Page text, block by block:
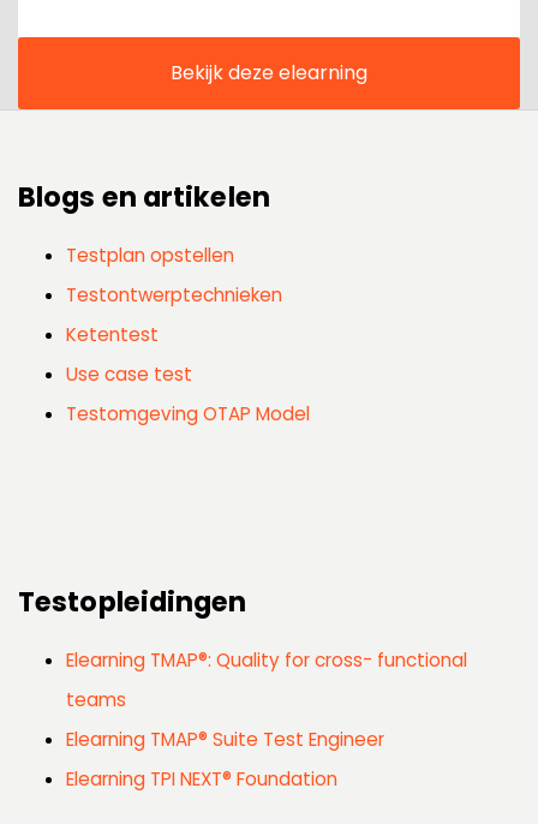
Bekijk deze elearning
Blogs en artikelen
Testplan opstellen
Testontwerptechnieken
Ketentest
Use case test
Testomgeving OTAP Model
Testopleidingen
Elearning TMAP®: Quality for cross- functional
teams
Elearning TMAP® Suite Test Engineer
Elearning TPI NEXT® Foundation